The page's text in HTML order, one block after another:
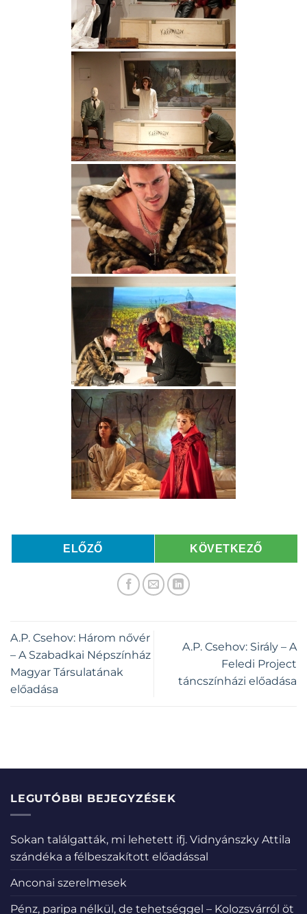
ELŐZŐ KÖVETKEZŐ
A.P. Csehov: Három nővér
– A Szabadkai Népszínház
Magyar Társulatának
előadása
A.P. Csehov: Sirály – A
Feledi Project
táncszínházi előadása
LEGUTÓBBI BEJEGYZÉSEK
Sokan találgatták, mi lehetett ifj. Vidnyánszky Attila
szándéka a félbeszakított előadással
Anconai szerelmesek
Pénz, paripa nélkül, de tehetséggel – Kolozsvárról öt